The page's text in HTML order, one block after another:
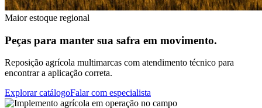
Maior estoque regional
Peças para manter sua safra em movimento.
Reposição agrícola multimarcas com atendimento técnico para
encontrar a aplicação correta.
Explorar catálogoFalar com especialista